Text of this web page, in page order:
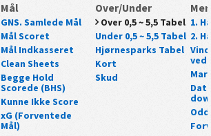
Mål
GNS. Samlede Mål
Mål Scoret
Mål Indkasseret
Clean Sheets
Begge Hold
Scorede (BHS)
Kunne Ikke Score
xG (Forventede
Mål)
Over/Under
Over 0,5 ~ 5,5 Tabel
Under 0,5 ~ 5,5 Tabel
Hjørnesparks Tabel
Kort
Skud
1.
2.
ved